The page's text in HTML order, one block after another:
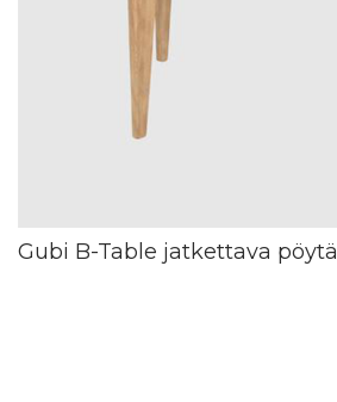
Gubi B-Table jatkettava pöytä